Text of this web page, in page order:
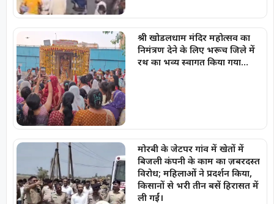
श्री खोडलधाम मंदिर महोत्सव का
निमंत्रण देने के लिए भरूच जिले में
रथ का भव्य स्वागत किया गया…
मोरबी के जेटपर गांव में खेतों में
बिजली कंपनी के काम का ज़बरदस्त
विरोध; महिलाओं ने प्रदर्शन किया,
किसानों से भरी तीन बसें हिरासत में
ली गईं।